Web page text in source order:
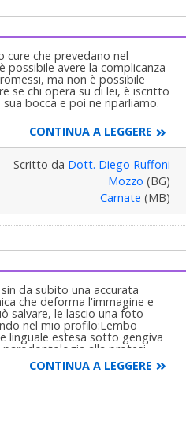
cure che prevedano nel
avere la complicanza
ma non è possibile
se chi opera su di lei, è iscritto
bocca e poi ne riparliamo.
CONTINUA A LEGGERE
Scritto da Dott. Diego Ruffoni
Mozzo (BG)
Carnate (MB)
da subito una accurata
che deforma l'immagine e
salvare, le lascio una foto
nel mio profilo:Lembo
linguale estesa sotto gengiva
parodontologia alla protesi,
dentale, fratturato, recuperato
può e si deve fare e sono tutti
dal fatto che le pareti
quello che è stato fatto nel
ad un maggior afflusso di
nei confronti dello stimolo
CONTINUA A LEGGERE